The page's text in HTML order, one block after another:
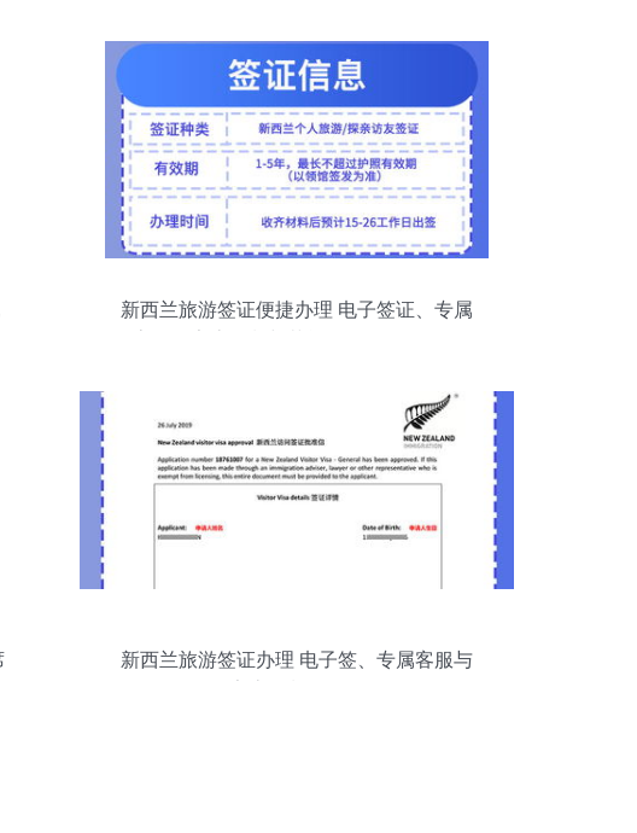
新西兰旅游签证便捷办理 电子签证、专属
新西兰旅游签证办理 电子签、专属客服与